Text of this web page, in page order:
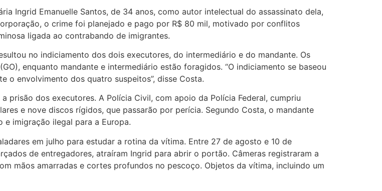
Ingrid Emanuelle Santos, de 34 anos, como autor intelectual do assassinato dela,
o crime foi planejado e pago por R$ 80 mil, motivado por conflitos
ligada ao contrabando de imigrantes.
no indiciamento dos dois executores, do intermediário e do mandante. Os
enquanto mandante e intermediário estão foragidos. “O indiciamento se baseou
o envolvimento dos quatro suspeitos”, disse Costa.
prisão dos executores. A Polícia Civil, com apoio da Polícia Federal, cumpriu
e nove discos rígidos, que passarão por perícia. Segundo Costa, o mandante
imigração ilegal para a Europa.
em julho para estudar a rotina da vítima. Entre 27 de agosto e 10 de
de entregadores, atraíram Ingrid para abrir o portão. Câmeras registraram a
mãos amarradas e cortes profundos no pescoço. Objetos da vítima, incluindo um